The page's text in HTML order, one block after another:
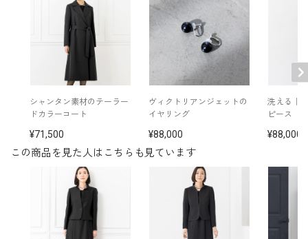
バッグ /
5624161-99
※モデル：身長167cm 9号着用
■ワンピース（単位:cm）
バスト ウエスト ヒップ 肩幅 着丈 袖丈
9号 98.0 82.5 102.5
102.0 39.0
106.0 39.5
この商品を見た人はこちらも見ています
シャンタン素材のテーラー
ドカラーコート
71,500
ヴィクトリアンジェットの
イヤリング
88,000
洗える｜
ピース
88,000